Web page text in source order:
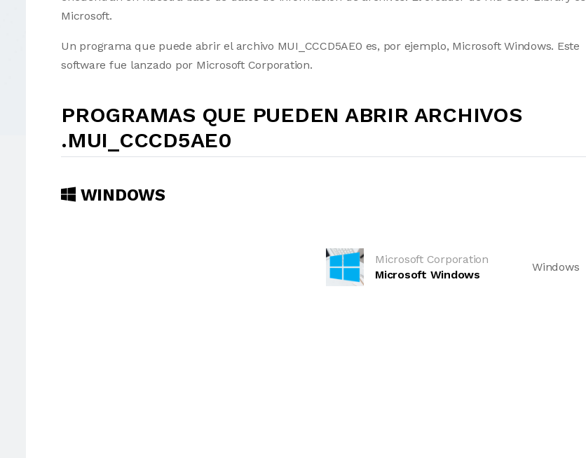
Microsoft.
Un programa que puede abrir el archivo MUI_CCCD5AE0 es, por ejemplo, Microsoft Windows. Este
software fue lanzado por Microsoft Corporation.
PROGRAMAS QUE PUEDEN ABRIR ARCHIVOS
.MUI_CCCD5AE0
WINDOWS
Microsoft Corporation
Microsoft Windows
Windows